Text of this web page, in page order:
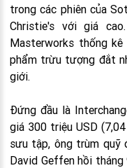
trong các phiên của
Christie's với giá
Masterworks thống
phẩm trừu tượng đắt
giới.
Đứng đầu là
giá 300 triệu USD
sưu tập, ông trùm quỹ
David Geffen hồi